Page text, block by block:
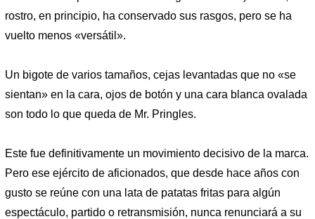
rostro, en principio, ha conservado sus rasgos, pero se ha
vuelto menos «versátil».
Un bigote de varios tamaños, cejas levantadas que no «se
sientan» en la cara, ojos de botón y una cara blanca ovalada
son todo lo que queda de Mr. Pringles.
Este fue definitivamente un movimiento decisivo de la marca.
Pero ese ejército de aficionados, que desde hace años con
gusto se reúne con una lata de patatas fritas para algún
espectáculo, partido o retransmisión, nunca renunciará a su